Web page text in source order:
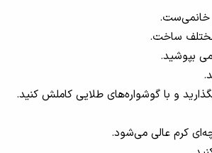
خانمی‌ست.
ساخت.
بپوشید.
و با گوشواره‌های طلایی کاملش کنید.
کرم عالی می‌شود.